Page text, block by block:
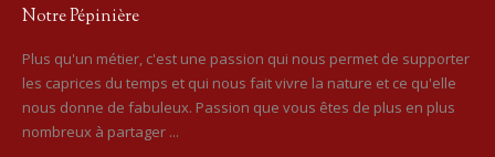
Notre Pépinière
Plus qu'un métier, c'est une passion qui nous permet de supporter
les caprices du temps et qui nous fait vivre la nature et ce qu'elle
nous donne de fabuleux. Passion que vous êtes de plus en plus
nombreux à partager ...